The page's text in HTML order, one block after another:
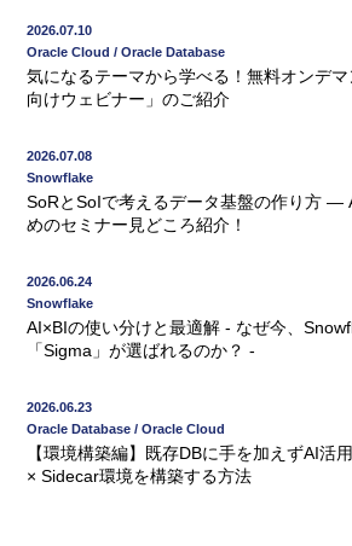
2026.07.10
Oracle Cloud / Oracle Database
気になるテーマから学べる！無料オンデ
向けウェビナー」のご紹介
2026.07.08
Snowflake
SoRとSoIで考えるデータ基盤の作り方 ―
めのセミナー見どころ紹介！
2026.06.24
Snowflake
AI×BIの使い分けと最適解 - なぜ今、
「Sigma」が選ばれるのか？ -
2026.06.23
Oracle Database / Oracle Cloud
【環境構築編】既存DBに手を加えずAI活
× Sidecar環境を構築する方法